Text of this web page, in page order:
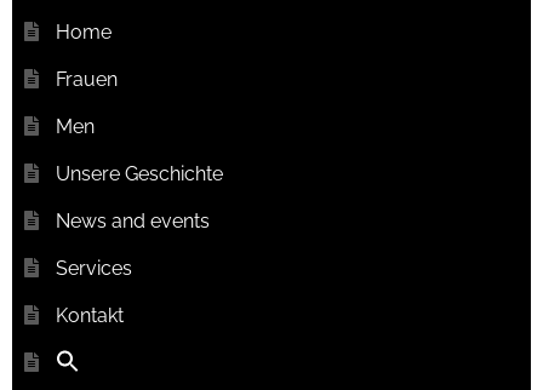
Home
Frauen
Men
Unsere Geschichte
News and events
Services
Kontakt